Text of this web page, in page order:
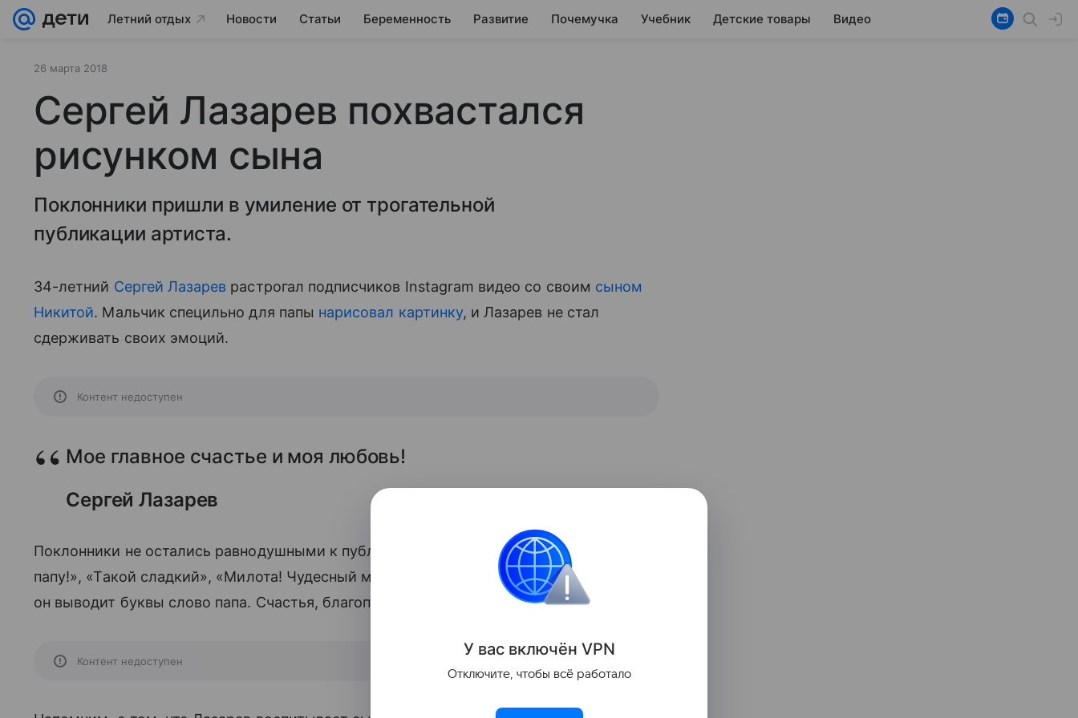
Летний отдых Новости Статьи Беременность Развитие Почемучка Учебник Детские товары Видео
26 марта 2018
Сергей Лазарев похвастался
рисунком сына
Поклонники пришли в умиление от трогательной
публикации артиста.
34-летний Сергей Лазарев растрогал подписчиков Instagram видео со своим сыном
Никитой. Мальчик специльно для папы нарисовал картинку, и Лазарев не стал
сдерживать своих эмоций.
Контент недоступен
Мое главное счастье и моя любовь!
Сергей Лазарев
Поклонники не остались равнодушными к публикации певца: «Лапочка сынуля! Весь в
папу!», «Такой сладкий», «Милота! Чудесный малыш», «Очень мило, трогательно как
он выводит буквы слово папа. Счастья, благополучия, здоровья этому малышу».
Контент недоступен
У вас включён VPN
Отключите, чтобы всё работало